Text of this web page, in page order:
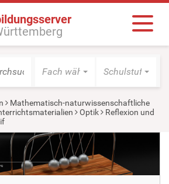
Fach wählen Schulstufe
Mathematisch-naturwissenschaftliche
Optik
Reflexion und